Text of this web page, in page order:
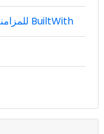
إضافة خصائص إلى Hubspot للمزامنة مع BuiltWith